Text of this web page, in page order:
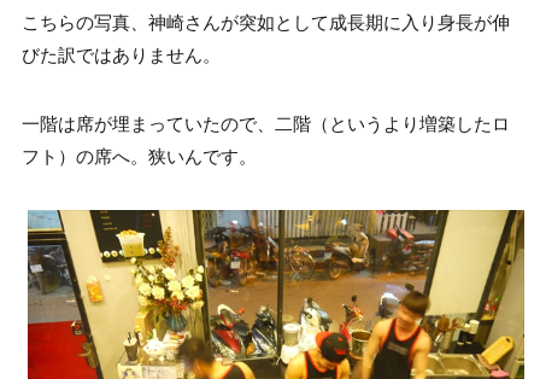
こちらの写真、神崎さんが突如として成長期に入り身長が伸
びた訳ではありません。
一階は席が埋まっていたので、二階（というより増築したロ
フト）の席へ。狭いんです。